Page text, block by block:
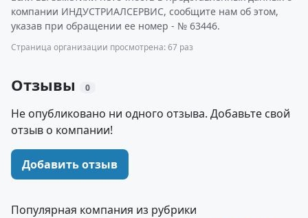
компании ИНДУСТРИАЛСЕРВИС, сообщите нам об этом,
указав при обращении ее номер - № 63446.
Страница организации просмотрена: 67 раз
Отзывы 0
Не опубликовано ни одного отзыва. Добавьте свой
отзыв о компании!
Добавить отзыв
Популярная компания из рубрики